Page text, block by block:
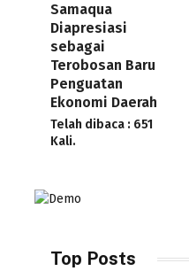
Samaqua
Diapresiasi
sebagai
Terobosan Baru
Penguatan
Ekonomi Daerah
Telah dibaca : 651
Kali.
Top Posts